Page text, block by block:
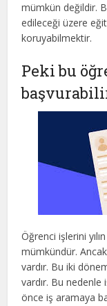
mümkün değildir.
edileceği üzere
koruyabilmektir.
Peki bu
Öğrenci işlerini
mümkündür.
vardır. Bu iki
vardır. Bu
önce iş aramaya